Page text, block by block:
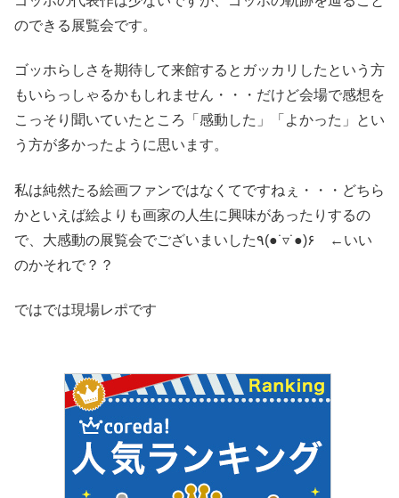
のできる展覧会です。
ゴッホらしさを期待して来館するとガッカリしたという方
もいらっしゃるかもしれません・・・だけど会場で感想を
こっそり聞いていたところ「感動した」「よかった」とい
う方が多かったように思います。
私は純然たる絵画ファンではなくてですねぇ・・・どちら
かといえば絵よりも画家の人生に興味があったりするの
で、大感動の展覧会でございまいした٩(●˙▿˙●)۶ ←いい
のかそれで？？
ではでは現場レポです